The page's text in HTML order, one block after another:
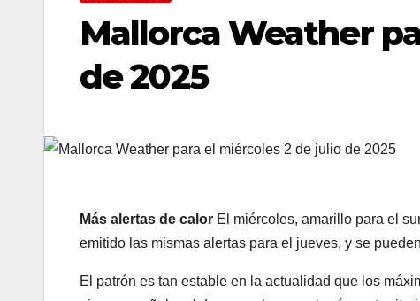
Mallorca Weather
de 2025
Más alertas de calor El miércoles, amarillo para el
emitido las mismas alertas para el jueves, y se
El patrón es tan estable en la actualidad que los